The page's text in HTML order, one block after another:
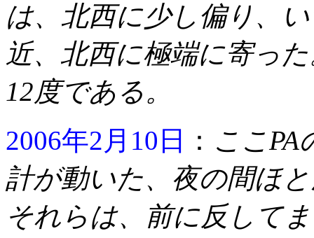
は、北西に少し偏り、
近、北西に極端に寄っ
12度である。
2006年2月10日
： ここ
計が動いた、夜の間ほ
それらは、前に反して